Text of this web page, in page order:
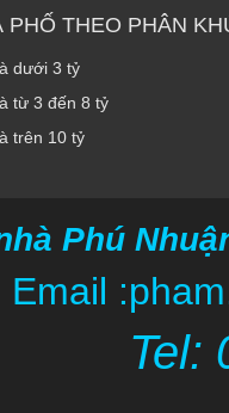
PHỐ THEO PHÂN
dưới 3 tỷ
từ 3 đến 8 tỷ
trên 10 tỷ
Phú
Email
Tel: